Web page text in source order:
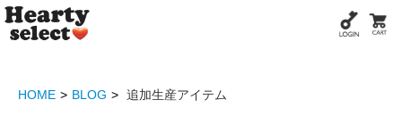
HOME BLOG 追加生産アイテム